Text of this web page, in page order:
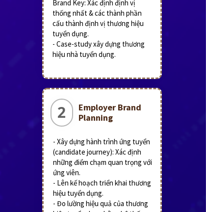
Brand Key: Xác định định vị
thống nhất & các thành phần
cấu thành định vị thương hiệu
tuyển dụng.
- Case-study xây dựng thương
hiệu nhà tuyển dụng.
Employer Brand
Planning
- Xây dựng hành trình ứng tuyển
(candidate journey): Xác định
những điểm chạm quan trọng với
ứng viên.
- Lên kế hoạch triển khai thương
hiệu tuyển dụng.
- Đo lường hiệu quả của thương
2